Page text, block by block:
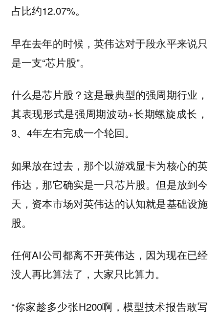
占比约12.07%。
早在去年的时候，英伟达对于段永平来说只
是一支“芯片股”。
什么是芯片股？这是最典型的强周期行业，
其表现形式是强周期波动+长期螺旋成长，
3、4年左右完成一个轮回。
如果放在过去，那个以游戏显卡为核心的英
伟达，那它确实是一只芯片股。但是放到今
天，资本市场对英伟达的认知就是基础设施
股。
任何AI公司都离不开英伟达，因为现在已经
没人再比算法了，大家只比算力。
“你家趁多少张H200啊，模型技术报告敢写